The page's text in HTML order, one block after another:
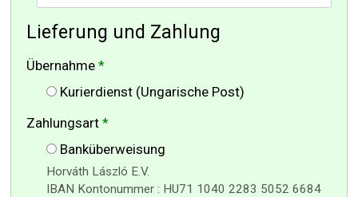
Lieferung und Zahlung
Übernahme *
Kurierdienst (Ungarische Post)
Zahlungsart *
Banküberweisung
Horváth László E.V.
IBAN Kontonummer : HU71 1040 2283 5052 6684